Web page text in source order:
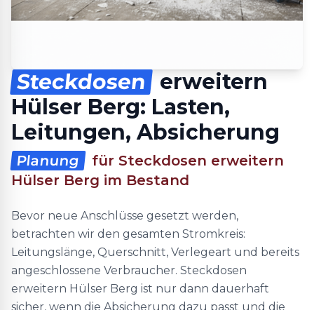
Steckdosen
erweitern
Hülser Berg: Lasten,
Leitungen, Absicherung
Planung
für Steckdosen erweitern
Hülser Berg im Bestand
Bevor neue Anschlüsse gesetzt werden,
betrachten wir den gesamten Stromkreis:
Leitungslänge, Querschnitt, Verlegeart und bereits
angeschlossene Verbraucher. Steckdosen
erweitern Hülser Berg ist nur dann dauerhaft
sicher, wenn die Absicherung dazu passt und die